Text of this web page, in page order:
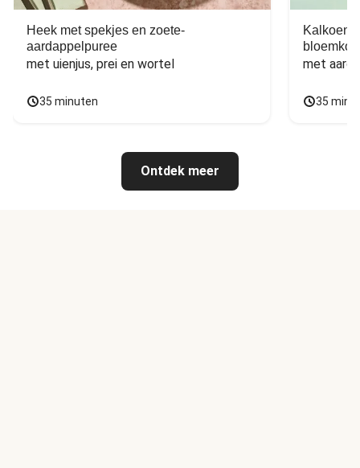
Heek met spekjes en zoete-
aardappelpuree
met uienjus, prei en wortel
35 minuten
Kalkoen
met
35
Ontdek meer